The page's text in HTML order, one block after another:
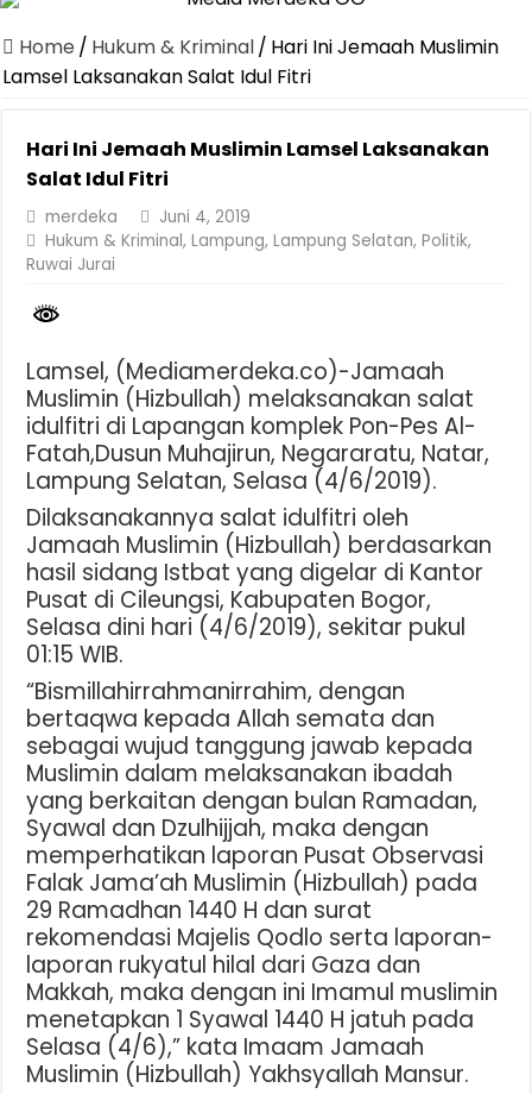
Dirut Jasa Raharja Dampingi Wamenhub Tinjau Penanganan
Pastikan Pelayanan Maksimal, Direksi Jasa Raharja Tinjau Korban
Jasa Raharja Jamin Seluruh Korban Kebakaran KM Mutiara
Berkontribusi terhadap Keselamatan dan Mobilitas Masyarakat,
Jasa Raharja dan Korlantas Polri Ajak Masyarakat Akhiri Lawan
FLLAJ Kabupaten Tanggamus Perkuat Sinergi Keselamatan Lalu
Festival Literasi Lampung 2026 Dorong Perpustakaan Jadi Ruang
Home / Hukum & Kriminal/ Hari Ini Jemaah Muslimin
Lamsel Laksanakan Salat Idul Fitri
Hari Ini Jemaah Muslimin Lamsel Laksanakan
Salat Idul Fitri
merdeka
Juni 4, 2019
Hukum & Kriminal,Lampung,Lampung Selatan,Politik,
Ruwai Jurai
Lamsel, (Mediamerdeka.co)-Jamaah
Muslimin (Hizbullah) melaksanakan salat
idulfitri di Lapangan komplek Pon-Pes Al-
Fatah,Dusun Muhajirun, Negararatu, Natar,
Lampung Selatan, Selasa (4/6/2019).
Dilaksanakannya salat idulfitri oleh
Jamaah Muslimin (Hizbullah) berdasarkan
hasil sidang Istbat yang digelar di Kantor
Pusat di Cileungsi, Kabupaten Bogor,
Selasa dini hari (4/6/2019), sekitar pukul
01:15 WIB.
“Bismillahirrahmanirrahim, dengan
bertaqwa kepada Allah semata dan
sebagai wujud tanggung jawab kepada
Muslimin dalam melaksanakan ibadah
yang berkaitan dengan bulan Ramadan,
Syawal dan Dzulhijjah, maka dengan
memperhatikan laporan Pusat Observasi
Falak Jama’ah Muslimin (Hizbullah) pada
29 Ramadhan 1440 H dan surat
rekomendasi Majelis Qodlo serta laporan-
laporan rukyatul hilal dari Gaza dan
Makkah, maka dengan ini Imamul muslimin
menetapkan 1 Syawal 1440 H jatuh pada
Selasa (4/6),” kata Imaam Jamaah
Muslimin (Hizbullah) Yakhsyallah Mansur.